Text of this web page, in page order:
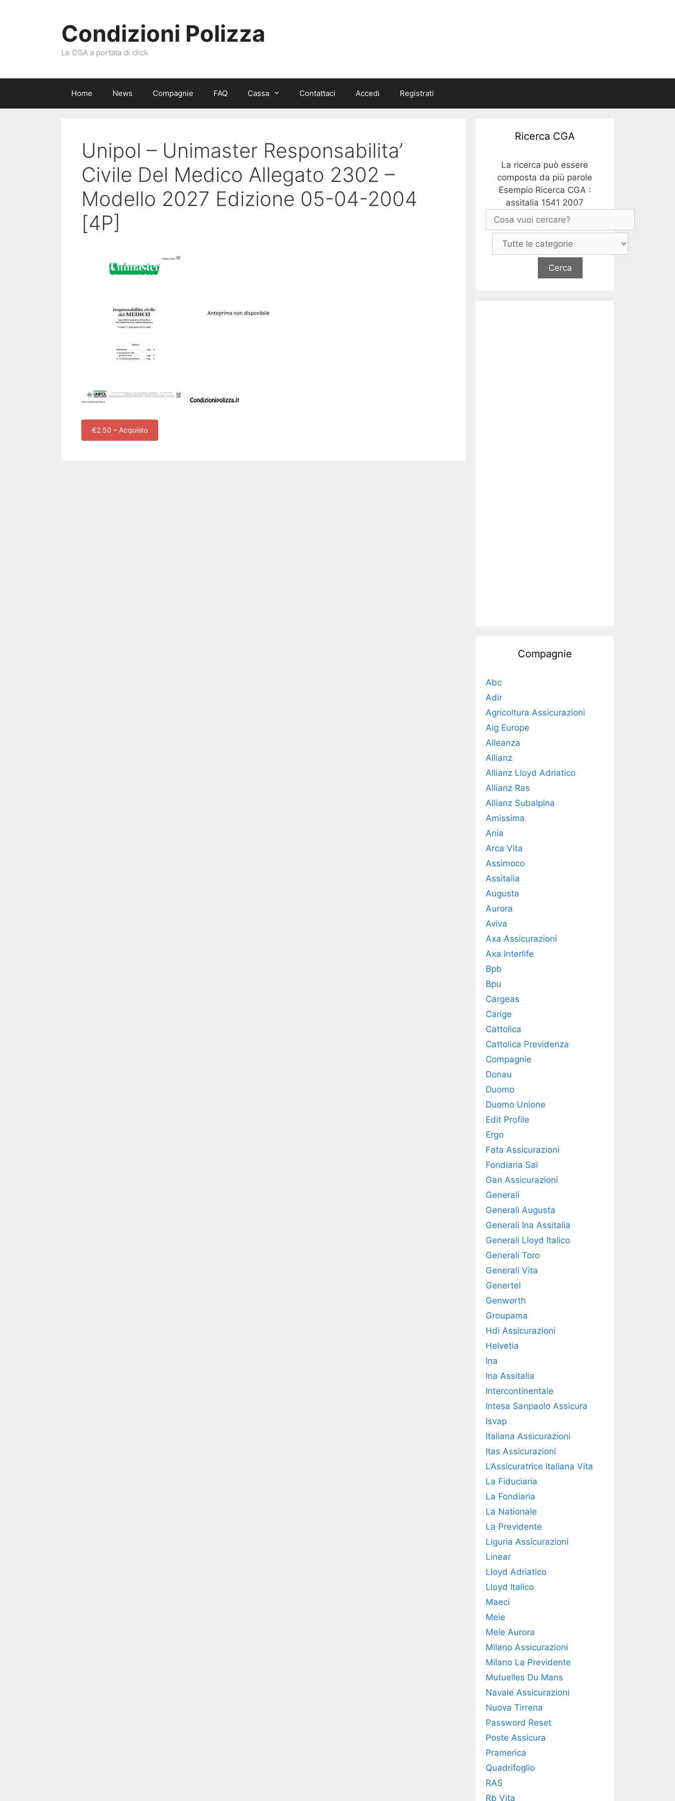
Condizioni Polizza
Le CGA a portata di click
Home News Compagnie FAQ Cassa Contattaci Accedi Registrati
Unipol – Unimaster Responsabilita’
Civile Del Medico Allegato 2302 –
Modello 2027 Edizione 05-04-2004
[4P]
€2.50 – Acquisto
Ricerca CGA
La ricerca può essere
composta da più parole
Esempio Ricerca CGA :
assitalia 1541 2007
Compagnie
Abc
Adir
Agricoltura Assicurazioni
Aig Europe
Alleanza
Allianz
Allianz Lloyd Adriatico
Allianz Ras
Allianz Subalpina
Amissima
Ania
Arca Vita
Assimoco
Assitalia
Augusta
Aurora
Aviva
Axa Assicurazioni
Axa Interlife
Bpb
Bpu
Cargeas
Carige
Cattolica
Cattolica Previdenza
Compagnie
Donau
Duomo
Duomo Unione
Edit Profile
Ergo
Fata Assicurazioni
Fondiaria Sai
Gan Assicurazioni
Generali
Generali Augusta
Generali Ina Assitalia
Generali Lloyd Italico
Generali Toro
Generali Vita
Genertel
Genworth
Groupama
Hdi Assicurazioni
Helvetia
Ina
Ina Assitalia
Intercontinentale
Intesa Sanpaolo Assicura
Isvap
Italiana Assicurazioni
Itas Assicurazioni
L’Assicuratrice Italiana Vita
La Fiduciaria
La Fondiaria
La Nationale
La Previdente
Liguria Assicurazioni
Linear
Lloyd Adriatico
Lloyd Italico
Maeci
Meie
Meie Aurora
Milano Assicurazioni
Milano La Previdente
Mutuelles Du Mans
Navale Assicurazioni
Nuova Tirrena
Password Reset
Poste Assicura
Pramerica
Quadrifoglio
RAS
Rb Vita